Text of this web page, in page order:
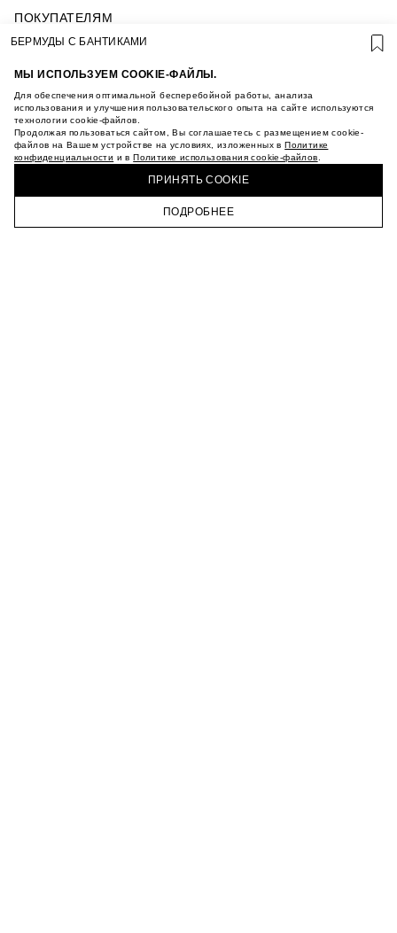
МЫ ИСПОЛЬЗУЕМ COOKIE-ФАЙЛЫ.
Для обеспечения оптимальной бесперебойной работы, анализа
использования и улучшения пользовательского опыта на сайте используются
технологии cookie-файлов.
Продолжая пользоваться сайтом, Вы соглашаетесь с размещением cookie-
файлов на Вашем устройстве на условиях, изложенных вПолитике
конфиденциальности и вПолитике использования cookie-файлов
ПРИНЯТЬ COOKIE
ПОДРОБНЕЕ
ГЛАВНАЯ КАТАЛОГ КОРЗИНА ПРОФИЛЬ
ПОКУПАТЕЛЯМ
УСЛОВИЯ ИСПОЛЬЗОВАНИЯ ПОДАРОЧНЫХ
ПОЛИТИКА КОНФИДЕНЦИАЛЬНОСТИ
УСЛОВИЯ ПОКУПКИ
О НАС
МАГАЗИНЫ
КАРЬЕРА
ТЕЛЕГРАМ
ПОДПИСАТЬСЯ НА НОВОСТИ
БЕРМУДЫ С БАНТИКАМИ
КУПИТЬ + ПОЛУЧИТЬ В МАГАЗИНЕ MAAG